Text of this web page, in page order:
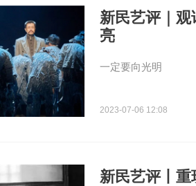
新民艺评｜
亮
一定要向光明
2023-07-06 12:08
新民艺评丨